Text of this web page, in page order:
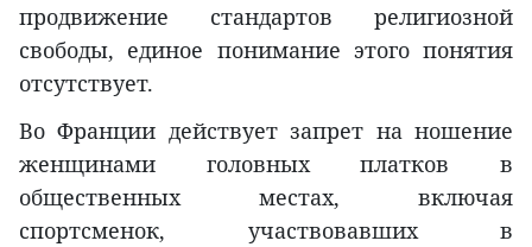
продвижение стандартов религиозной
свободы, единое понимание этого понятия
отсутствует.
Во Франции действует запрет на ношение
женщинами головных платков в
общественных местах, включая
спортсменок, участвовавших в